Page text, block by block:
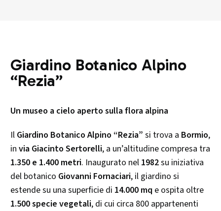
Giardino Botanico Alpino
“Rezia”
Un museo a cielo aperto sulla flora alpina
Il Giardino Botanico Alpino “Rezia” si trova a Bormio,
in via Giacinto Sertorelli, a un’altitudine compresa tra
1.350 e 1.400 metri. Inaugurato nel 1982su iniziativa
del botanico Giovanni Fornaciari, il giardino si
estende su una superficie di 14.000 mq e ospita oltre
1.500 specie vegetali, di cui circa 800 appartenenti